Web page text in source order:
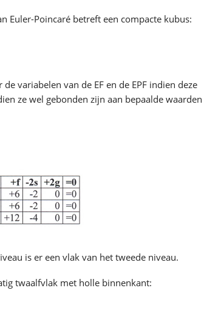
Euler-Poincaré betreft een compacte kubus:
variabelen van de EF en de EPF indien deze
ze wel gebonden zijn aan bepaalde waarden
is er een vlak van het tweede niveau.
twaalfvlak met holle binnenkant: